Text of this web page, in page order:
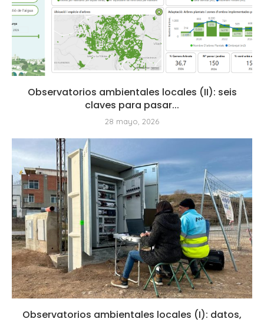
Observatorios ambientales locales (II): seis
claves para pasar...
28 mayo, 2026
Observatorios ambientales locales (I): datos,